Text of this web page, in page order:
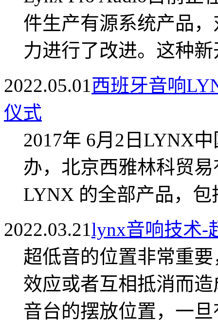
件生产有源系统产品
力进行了改进。这种
2022.05.01西班牙音响
仪式
2017年 6月2日LYNX
办，北京西雅林科贸
LYNX 的全部产品，包
2022.03.21lynx音响技术-
超低音的位置非常重
效应或者互相抵消而
音台的摆放位置，一